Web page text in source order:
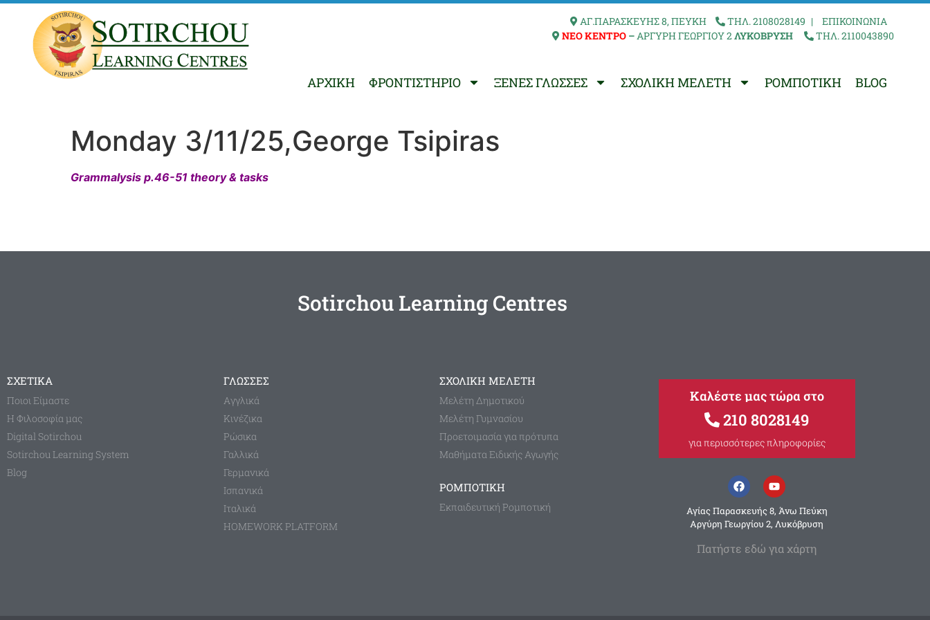
ΑΓ.ΠΑΡΑΣΚΕΥΗΣ 8, ΠΕΥΚΗ ΤΗΛ. 2108028149 |
ΕΠΙΚΟΙΝΩΝΙΑ
ΝΕΟ ΚΕΝΤΡΟ –ΑΡΓΥΡΗ ΓΕΩΡΓΙΟΥ 2 ΛΥΚΟΒΡΥΣΗ ΤΗΛ. 2110043890
ΑΡΧΙΚΗ ΦΡΟΝΤΙΣΤΗΡΙΟ ΞΕΝΕΣ ΓΛΩΣΣΕΣ ΣΧΟΛΙΚΗ ΜΕΛΕΤΗ ΡΟΜΠΟΤΙΚΗ BLOG
Monday 3/11/25,George Tsipiras
Grammalysis p.46-51 theory & tasks
Sotirchou Learning Centres
ΣΧΕΤΙΚΑ
Ποιοι Είμαστε
Η Φιλοσοφία μας
Digital Sotirchou
Sotirchou Learning System
Blog
ΓΛΩΣΣΕΣ
Aγγλικά
Κινέζικα
Ρώσικα
Γαλλικά
Γερμανικά
Ισπανικά
Ιταλικά
HOMEWORK PLATFORM
ΣΧΟΛΙΚΗ ΜΕΛΕΤΗ
Μελέτη Δημοτικού
Μελέτη Γυμνασίου
Προετοιμασία για πρότυπα
Μαθήματα Ειδικής Αγωγής
ΡΟΜΠΟΤΙΚΗ
Εκπαιδευτική Ρομποτική
Καλέστε μας τώρα στο
210 8028149
για περισσότερες πληροφορίες
Αγίας Παρασκευής 8, Άνω Πεύκη
Αργύρη Γεωργίου 2, Λυκόβρυση
Πατήστε εδώ για χάρτη